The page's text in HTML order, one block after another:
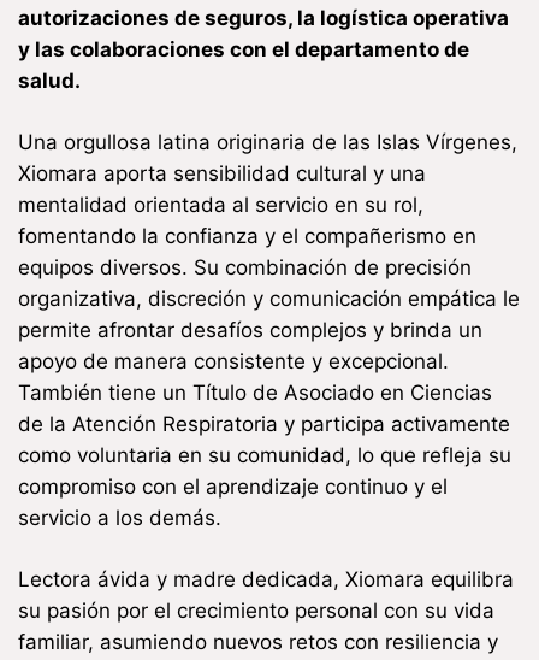
autorizaciones de seguros, la logística operativa
y las colaboraciones con el departamento de
salud.
Una orgullosa latina originaria de las Islas Vírgenes,
Xiomara aporta sensibilidad cultural y una
mentalidad orientada al servicio en su rol,
fomentando la confianza y el compañerismo en
equipos diversos. Su combinación de precisión
organizativa, discreción y comunicación empática le
permite afrontar desafíos complejos y brinda un
apoyo de manera consistente y excepcional.
También tiene un Título de Asociado en Ciencias
de la Atención Respiratoria y participa activamente
como voluntaria en su comunidad, lo que refleja su
compromiso con el aprendizaje continuo y el
servicio a los demás.
Lectora ávida y madre dedicada, Xiomara equilibra
su pasión por el crecimiento personal con su vida
familiar, asumiendo nuevos retos con resiliencia y